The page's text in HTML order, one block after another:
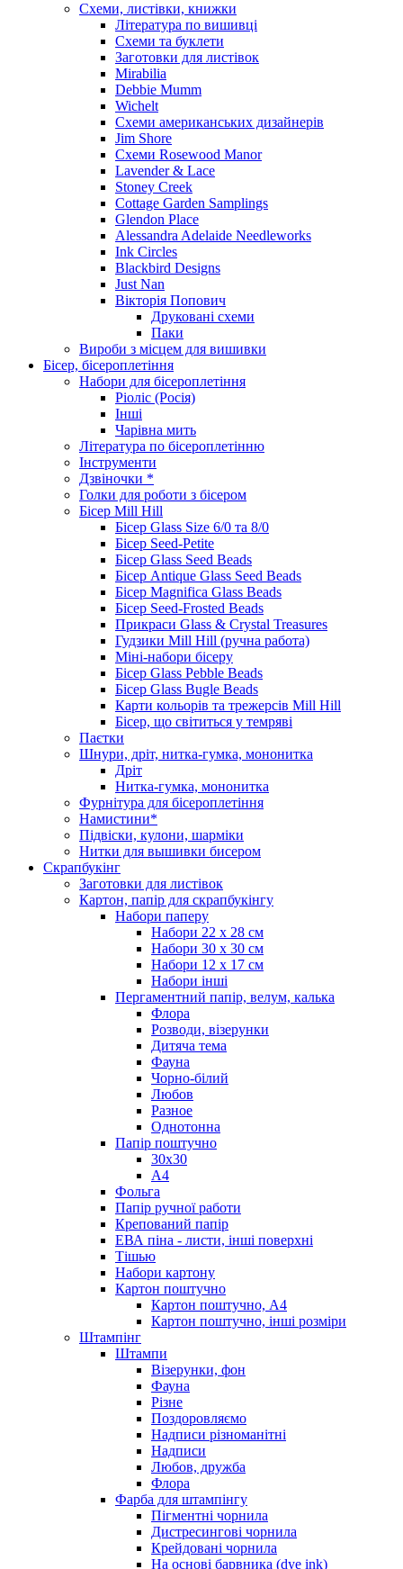
Схеми, листівки, книжки
Література по вишивці
Схеми та буклети
Заготовки для листівок
Mirabilia
Debbie Mumm
Wichelt
Схеми американських дизайнерів
Jim Shore
Cхеми Rosewood Manor
Lavender & Lace
Stoney Creek
Cottage Garden Samplings
Glendon Place
Alessandra Adelaide Needleworks
Ink Circles
Blackbird Designs
Just Nan
Вікторія Попович
Друковані схеми
Паки
Вироби з місцем для вишивки
Бісер, бісероплетіння
Набори для бісероплетіння
Ріоліс (Росія)
Інші
Чарівна мить
Література по бісероплетінню
Інструменти
Дзвіночки *
Голки для роботи з бісером
Бісер Mill Hill
Бісер Glass Size 6/0 та 8/0
Бісер Seed-Petite
Бісер Glass Seed Beads
Бісер Antique Glass Seed Beads
Бісер Magnifica Glass Beads
Бісер Seed-Frosted Beads
Прикраси Glass & Crystal Treasures
Гудзики Mill Hill (ручна работа)
Міні-набори бісеру
Бісер Glass Pebble Beads
Бісер Glass Bugle Beads
Карти кольорів та трежерсів Mill Hill
Бісер, що світиться у темряві
Паєтки
Шнури, дріт, нитка-гумка, мононитка
Дріт
Нитка-гумка, мононитка
Фурнітура для бісероплетіння
Намистини*
Підвіски, кулони, шарміки
Нитки для вышивки бисером
Скрапбукінг
Заготовки для листівок
Картон, папір для скрапбукінгу
Набори паперу
Набори 22 х 28 см
Набори 30 х 30 см
Набори 12 х 17 см
Набори інші
Пергаментний папір, велум, калька
Флора
Розводи, візерунки
Дитяча тема
Фауна
Чорно-білий
Любов
Разное
Однотонна
Папір поштучно
30х30
А4
Фольга
Папір ручної работи
Крепований папір
ЕВА піна - листи, інші поверхні
Тішью
Набори картону
Картон поштучно
Картон поштучно, А4
Картон поштучно, інші розміри
Штампінг
Штампи
Візерунки, фон
Фауна
Різне
Поздоровляємо
Надписи різноманітні
Надписи
Любов, дружба
Флора
Фарба для штампінгу
Пігментні чорнила
Дистресингові чорнила
Крейдовані чорнила
На основі барвника (dye ink)